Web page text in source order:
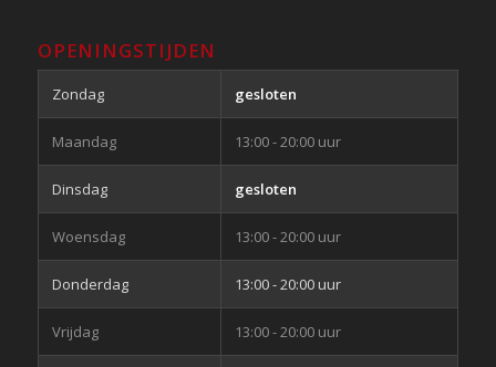
OPENINGSTIJDEN
Zondag gesloten
Maandag 13:00 - 20:00 uur
Dinsdag gesloten
Woensdag 13:00 - 20:00 uur
Donderdag 13:00 - 20:00 uur
Vrijdag 13:00 - 20:00 uur